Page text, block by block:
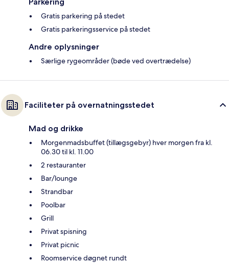
Gratis parkering på stedet
Gratis parkeringsservice på stedet
Andre oplysninger
Særlige rygeområder (bøde ved overtrædelse)
Faciliteter på overnatningsstedet
Mad og drikke
Morgenmadsbuffet (tillægsgebyr) hver morgen fra kl.
06.30 til kl. 11.00
2 restauranter
Bar/lounge
Strandbar
Poolbar
Grill
Privat spisning
Privat picnic
Roomservice døgnet rundt